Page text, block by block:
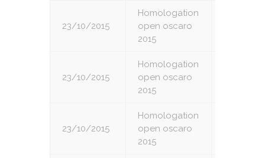
23/10/2015
Homologation
open oscaro
2015
23/10/2015
Homologation
open oscaro
2015
23/10/2015
Homologation
open oscaro
2015